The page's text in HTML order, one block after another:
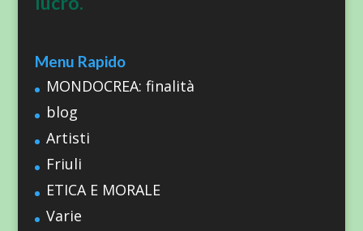
Menu Rapido
MONDOCREA: finalità
blog
Artisti
Friuli
ETICA E MORALE
Varie